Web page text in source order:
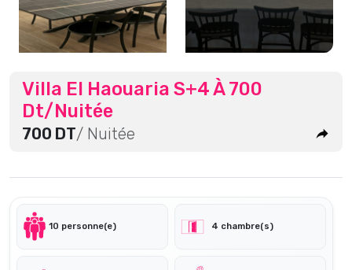
Villa El Haouaria S+4 À 700
Dt/Nuitée
700 DT/ Nuitée
10 personne(e) 4 chambre(s)